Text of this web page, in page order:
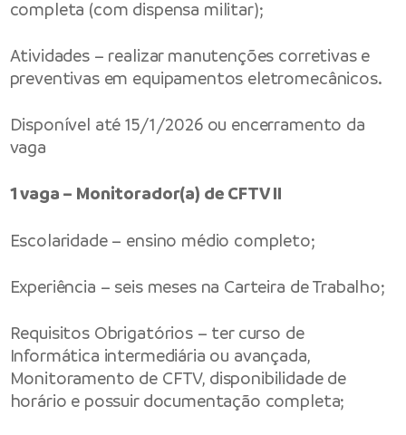
completa (com dispensa militar);
Atividades – realizar manutenções corretivas e
preventivas em equipamentos eletromecânicos.
Disponível até 15/1/2026 ou encerramento da
vaga
1 vaga – Monitorador(a) de CFTV II
Escolaridade – ensino médio completo;
Experiência – seis meses na Carteira de Trabalho;
Requisitos Obrigatórios – ter curso de
Informática intermediária ou avançada,
Monitoramento de CFTV, disponibilidade de
horário e possuir documentação completa;